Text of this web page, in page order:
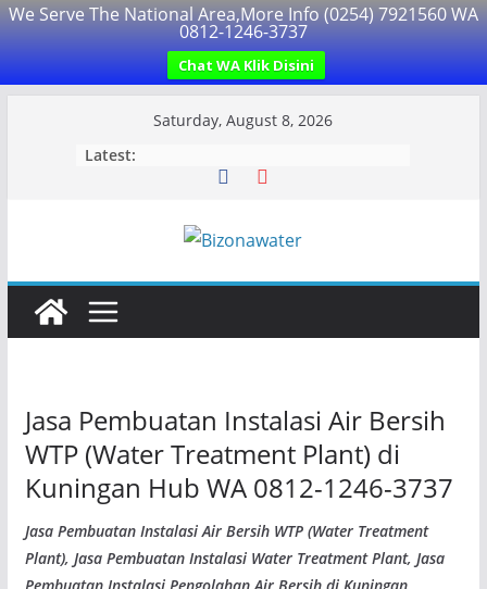
We Serve The National Area,More Info (0254) 7921560 WA
0812-1246-3737
Chat WA Klik Disini
Saturday, August 8, 2026
Latest:
Jasa Pembuatan Instalasi Air Bersih
WTP (Water Treatment Plant) di
Kuningan Hub WA 0812-1246-3737
Jasa Pembuatan Instalasi Air Bersih WTP (Water Treatment
Plant), Jasa Pembuatan Instalasi Water Treatment Plant, Jasa